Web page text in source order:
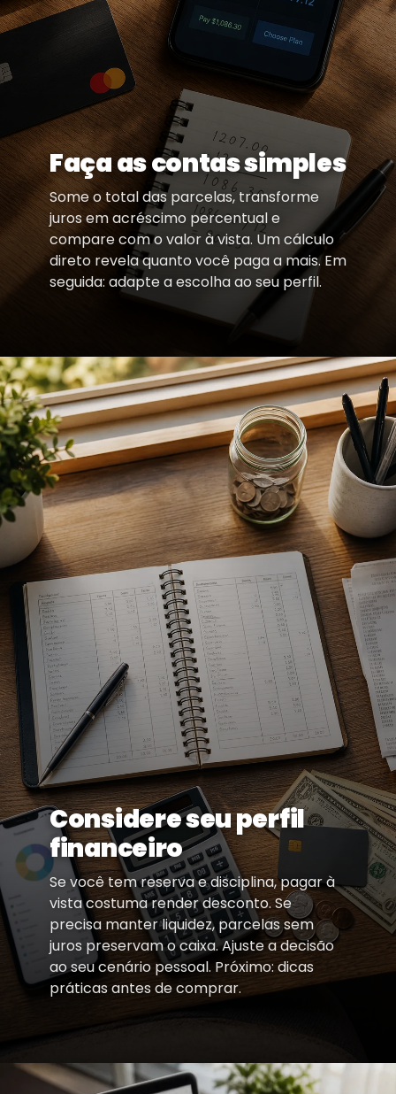
Faça as contas simples
Some o total das parcelas, transforme
juros em acréscimo percentual e
compare com o valor à vista. Um cálculo
direto revela quanto você paga a mais. Em
seguida: adapte a escolha ao seu perfil.
Considere seu perfil
financeiro
Se você tem reserva e disciplina, pagar à
vista costuma render desconto. Se
precisa manter liquidez, parcelas sem
juros preservam o caixa. Ajuste a decisão
ao seu cenário pessoal. Próximo: dicas
práticas antes de comprar.